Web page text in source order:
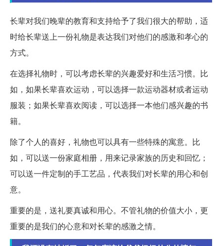
长辈对我们晚辈的教育和支持给予了我们很大的帮助，适
时给长辈送上一份礼物是表达我们对他们的感激和孝心的
方式。
在选择礼物时，可以考虑长辈的兴趣爱好和生活习惯。比
如，如果长辈喜欢运动，可以选择一款运动器材或者运动
服装；如果长辈喜欢阅读，可以选择一本他们感兴趣的书
籍。
除了个人的喜好，礼物也可以具有一些特殊的寓意。比
如，可以送一份家庭相册，用来记录家族的历史和回忆；
可以送一件定制的手工艺品，代表我们对长辈的用心和创
意。
重要的是，送礼要真诚和用心。不管礼物的价值大小，更
重要的是我们的心意和对长辈的感激之情。